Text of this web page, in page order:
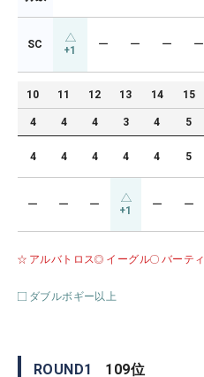
SC +1 ー ー ー ー
10 11 12 13 14 15
4 4 4 3 4 5
4 4 4 4 4 5
ー ー ー +1 ー ー
アルバトロス イーグル バーティ
ダブルボギー以上
ROUND1 109位